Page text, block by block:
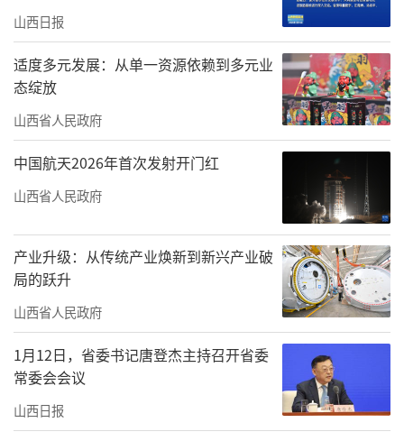
山西日报
适度多元发展：从单一资源依赖到多元业
态绽放
山西省人民政府
中国航天2026年首次发射开门红
山西省人民政府
产业升级：从传统产业焕新到新兴产业破
局的跃升
山西省人民政府
1月12日，省委书记唐登杰主持召开省委
常委会会议
山西日报